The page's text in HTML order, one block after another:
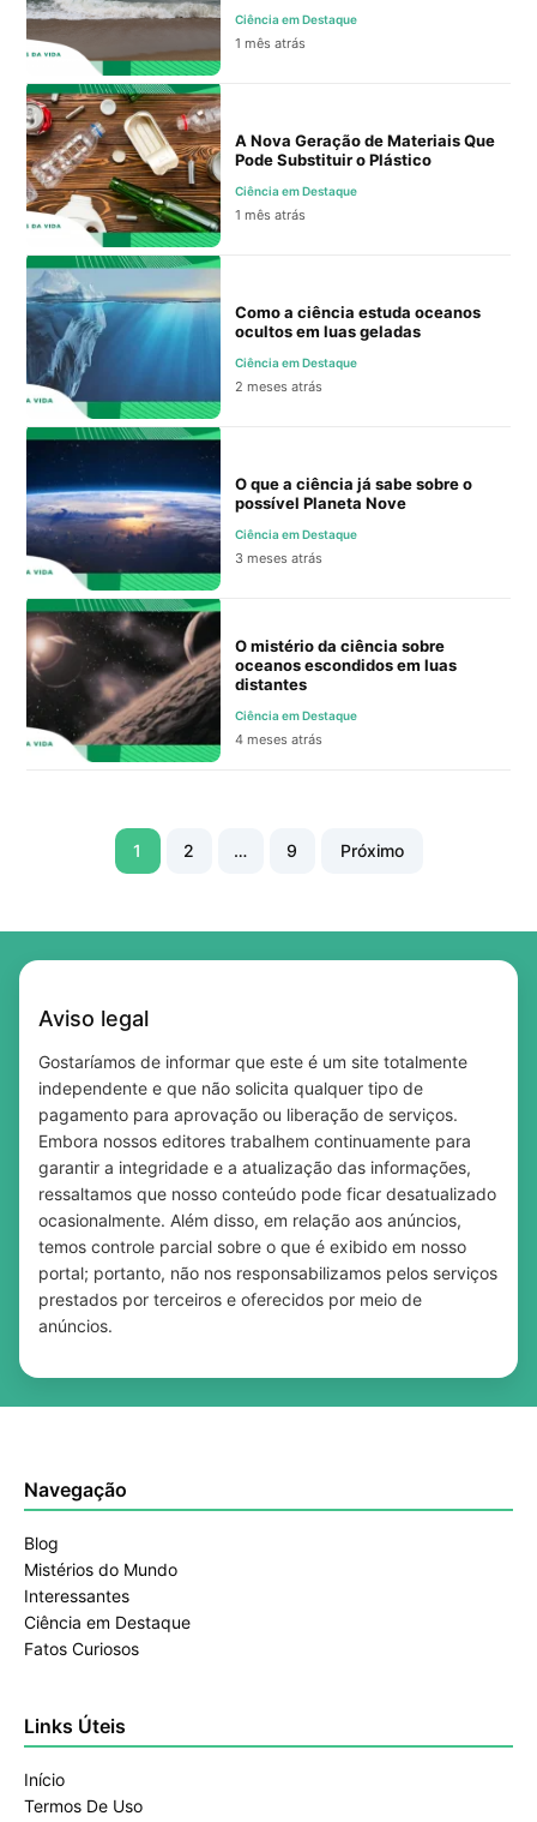
Ciência em Destaque
1 mês atrás
A Nova Geração de Materiais Que
Pode Substituir o Plástico
Ciência em Destaque
1 mês atrás
Como a ciência estuda oceanos
ocultos em luas geladas
Ciência em Destaque
2 meses atrás
O que a ciência já sabe sobre o
possível Planeta Nove
Ciência em Destaque
3 meses atrás
O mistério da ciência sobre
oceanos escondidos em luas
distantes
Ciência em Destaque
4 meses atrás
Paginação
1 2 … 9 Próximo
Aviso legal
Gostaríamos de informar que este é um site totalmente
independente e que não solicita qualquer tipo de
pagamento para aprovação ou liberação de serviços.
Embora nossos editores trabalhem continuamente para
garantir a integridade e a atualização das informações,
ressaltamos que nosso conteúdo pode ficar desatualizado
ocasionalmente. Além disso, em relação aos anúncios,
temos controle parcial sobre o que é exibido em nosso
portal; portanto, não nos responsabilizamos pelos serviços
prestados por terceiros e oferecidos por meio de
anúncios.
Navegação
Blog
Mistérios do Mundo
Interessantes
Ciência em Destaque
Fatos Curiosos
Links Úteis
Início
Termos De Uso